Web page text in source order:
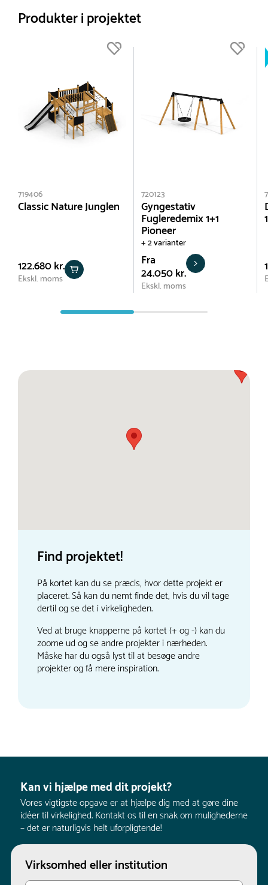
Produkter i projektet
719406
Classic Nature Junglen
122.680 kr.
Ekskl. moms
720123
Gyngestativ
Fugleredemix 1+1
Pioneer
+ 2 varianter
Fra
24.050 kr.
Ekskl. moms
Find projektet!
På kortet kan du se præcis, hvor dette projekt er
placeret. Så kan du nemt finde det, hvis du vil tage
dertil og se det i virkeligheden.
Ved at bruge knapperne på kortet (+ og -) kan du
zoome ud og se andre projekter i nærheden.
Måske har du også lyst til at besøge andre
projekter og få mere inspiration.
Kan vi hjælpe med dit projekt?
Vores vigtigste opgave er at hjælpe dig med at gøre dine
idéer til virkelighed. Kontakt os til en snak om mulighederne
– det er naturligvis helt uforpligtende!
Virksomhed eller institution